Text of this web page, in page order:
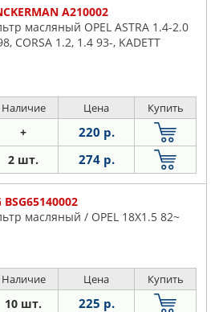
A210002
масляный OPEL ASTRA 1.4-2.0
CORSA 1.2, 1.4 93-, KADETT
Наличие Цена Купить
+ 220 р.
2 шт. 274 р.
BSG65140002
масляный / OPEL 18X1.5 82~
Наличие Цена Купить
10 шт. 225 р.